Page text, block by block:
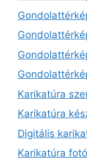
Karikatúra
Karikatúra
Digitális
Karikatúra